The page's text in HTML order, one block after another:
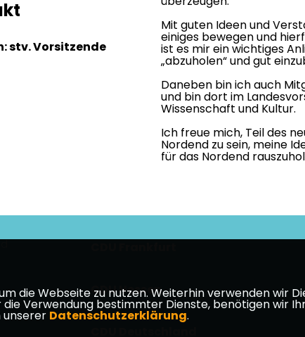
stv. Vorsitzende
Mit guten Ideen und
einiges bewegen und
ist es mir ein wichtiges
abzuholen“ und gut
Daneben bin ich auch
und bin dort im
Wissenschaft und Kultur.
Ich freue mich, Teil des
Nordend zu sein, meine
für das Nordend
CDU Hessen
die Webseite zu nutzen. Weiterhin verwenden wir
Verwendung bestimmter Dienste, benötigen wir
unserer Datenschutzerklärung.